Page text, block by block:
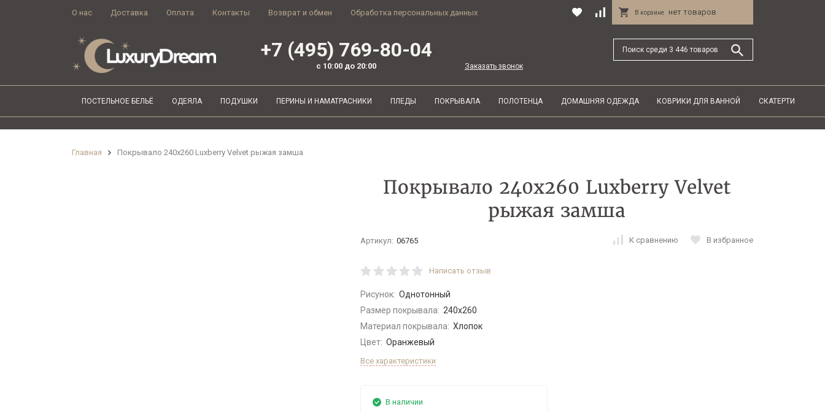
О нас Доставка Оплата Контакты Возврат и обмен Обработка персональных данных В корзине нет товаров
+7 (495) 769-80-04
с 10:00 до 20:00 Заказать звонок
ПОСТЕЛЬНОЕ БЕЛЬЁ ОДЕЯЛА ПОДУШКИ ПЕРИНЫ И НАМАТРАСНИКИ ПЛЕДЫ ПОКРЫВАЛА ПОЛОТЕНЦА ДОМАШНЯЯ ОДЕЖДА КОВРИКИ ДЛЯ ВАННОЙ СКАТЕРТИ
Главная Покрывало 240х260 Luxberry Velvet рыжая замша
Покрывало 240х260 Luxberry Velvet
рыжая замша
Артикул: 06765 К сравнению В избранное
Написать отзыв
Рисунок: Однотонный
Размер покрывала: 240x260
Материал покрывала: Хлопок
Цвет: Оранжевый
Все характеристики
В наличии